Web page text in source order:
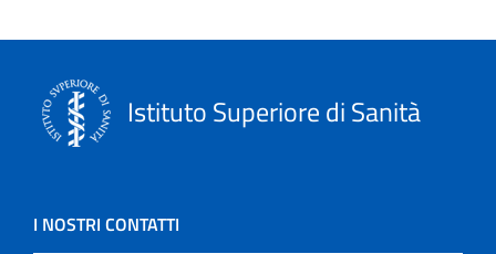
Istituto Superiore di Sanità
I NOSTRI CONTATTI